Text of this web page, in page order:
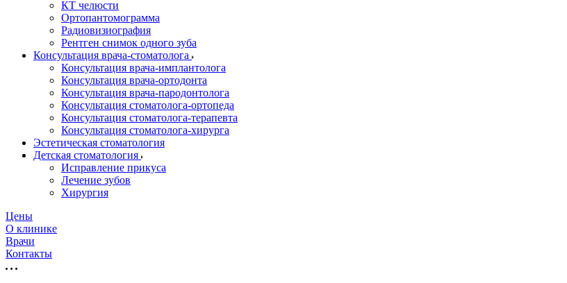
КТ челюсти
Ортопантомограмма
Радиовизиография
Рентген снимок одного зуба
Консультация врача-стоматолога
Консультация врача-имплантолога
Консультация врача-ортодонта
Консультация врача-пародонтолога
Консультация стоматолога-ортопеда
Консультация стоматолога-терапевта
Консультация стоматолога-хирурга
Эстетическая стоматология
Детская стоматология
Исправление прикуса
Лечение зубов
Хирургия
Цены
О клинике
Врачи
Контакты